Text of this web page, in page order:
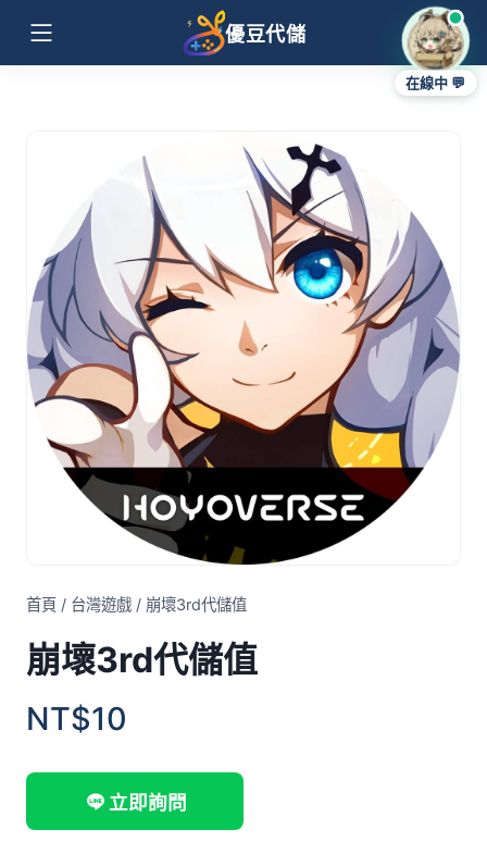
優豆代儲
首頁 / 台灣遊戲 / 崩壞3rd代儲值
崩壞3rd代儲值
NT$10
立即詢問
在線中 💬